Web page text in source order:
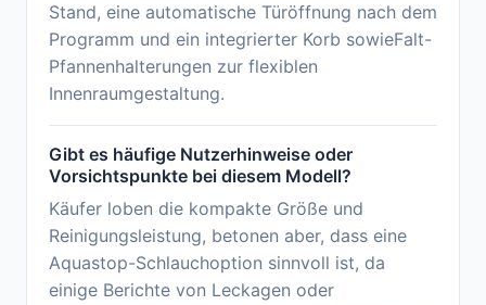
Stand, eine automatische Türöffnung nach dem
Programm und ein integrierter Korb sowieFalt-
Pfannenhalterungen zur flexiblen
Innenraumgestaltung.
Gibt es häufige Nutzerhinweise oder
Vorsichtspunkte bei diesem Modell?
Käufer loben die kompakte Größe und
Reinigungsleistung, betonen aber, dass eine
Aquastop-Schlauchoption sinnvoll ist, da
einige Berichte von Leckagen oder